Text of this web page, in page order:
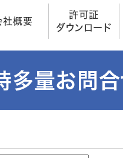
社概要
許可証
ダウンロード
多量お問